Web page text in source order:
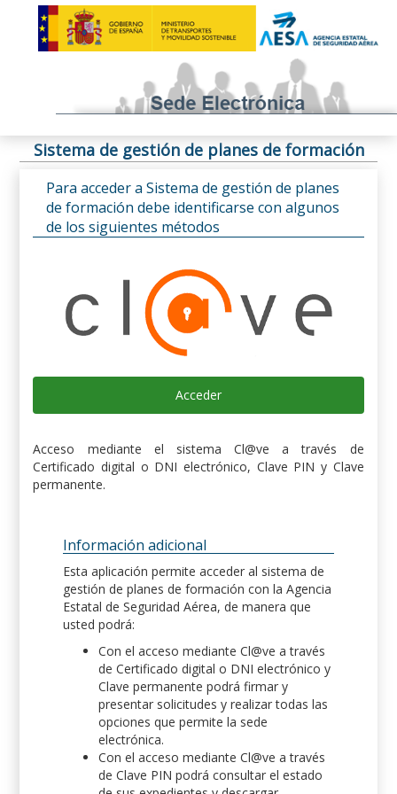
Sistema de gestión de planes de formación
Para acceder a Sistema de gestión de planes
de formación debe identificarse con algunos
de los siguientes métodos
Acceder
Acceso mediante el sistema Cl@ve a través de
Certificado digital o DNI electrónico, Clave PIN y Clave
permanente.
Información adicional
Esta aplicación permite acceder al sistema de
gestión de planes de formación con la Agencia
Estatal de Seguridad Aérea, de manera que
usted podrá:
Con el acceso mediante Cl@ve a través
de Certificado digital o DNI electrónico y
Clave permanente podrá firmar y
presentar solicitudes y realizar todas las
opciones que permite la sede
electrónica.
Con el acceso mediante Cl@ve a través
de Clave PIN podrá consultar el estado